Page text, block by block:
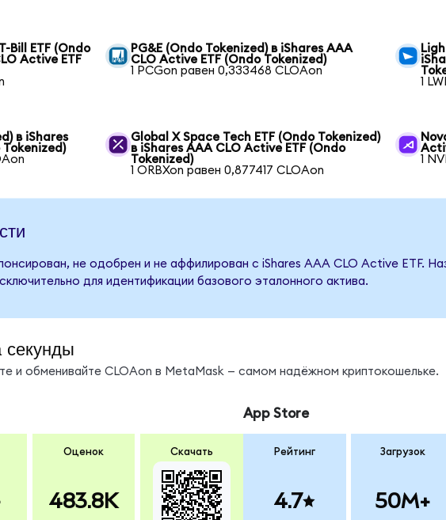
Bill ETF (Ondo
Active ETF
PG&E (Ondo Tokenized) в iShares AAA
CLO Active ETF (Ondo Tokenized)
1 PCGon равен 0,333468 CLOAon
1
в iShares
Tokenized)
Global X Space Tech ETF (Ondo Tokenized)
в iShares AAA CLO Active ETF (Ondo
Tokenized)
1 ORBXon равен 0,877417 CLOAon
1
не одобрен и не аффилирован с iShares AAA CLO Active ETF.
для идентификации базового эталонного актива.
и обменивайте CLOAon в MetaMask — самом надёжном криптокошельке.
Оценок
483.8K
Скачать
App Store
Рейтинг
4.7
Загрузок
50M+